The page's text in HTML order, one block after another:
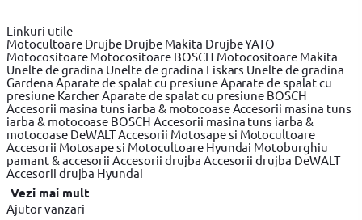
Linkuri utile
Motocultoare Drujbe Drujbe Makita Drujbe YATO
MotocositoareMotocositoare BOSCH Motocositoare Makita
Unelte de gradina Unelte de gradina Fiskars Unelte de gradina
Gardena Aparate de spalat cu presiuneAparate de spalat cu
presiune KarcherAparate de spalat cu presiune BOSCH
Accesorii masina tuns iarba & motocoaseAccesorii masina tuns
iarba & motocoase BOSCHAccesorii masina tuns iarba &
motocoase DeWALTAccesorii Motosape si Motocultoare
Accesorii Motosape si Motocultoare Hyundai Motoburghiu
pamant & accesoriiAccesorii drujba Accesorii drujba DeWALT
Accesorii drujba Hyundai
Vezi mai mult
Ajutor vanzari